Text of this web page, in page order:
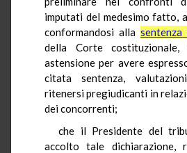
imputati del medesimo fatto,
conformandosi alla
della Corte costituzionale,
astensione per avere
citata sentenza,
ritenersi pregiudicanti in
dei concorrenti;
che il Presidente del
accolto tale dichiarazione,